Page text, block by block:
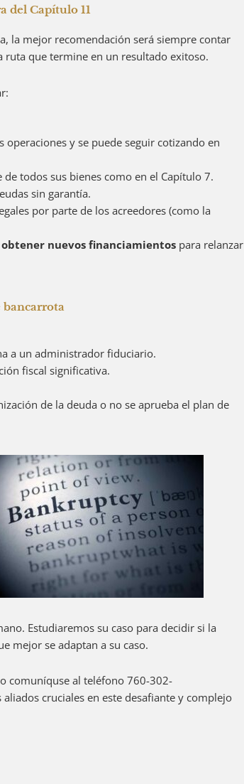
del Capítulo 11
la mejor recomendación será siempre contar
ruta que termine en un resultado exitoso.
operaciones y se puede seguir cotizando en
todos sus bienes como en el Capítulo 7.
sin garantía.
por parte de los acreedores (como la
obtener nuevos financiamientos para relanzar
bancarrota
a un administrador fiduciario.
fiscal significativa.
de la deuda o no se aprueba el plan de
Estudiaremos su caso para decidir si la
mejor se adaptan a su caso.
o comuníquse al teléfono 760-302-
aliados cruciales en este desafiante y complejo